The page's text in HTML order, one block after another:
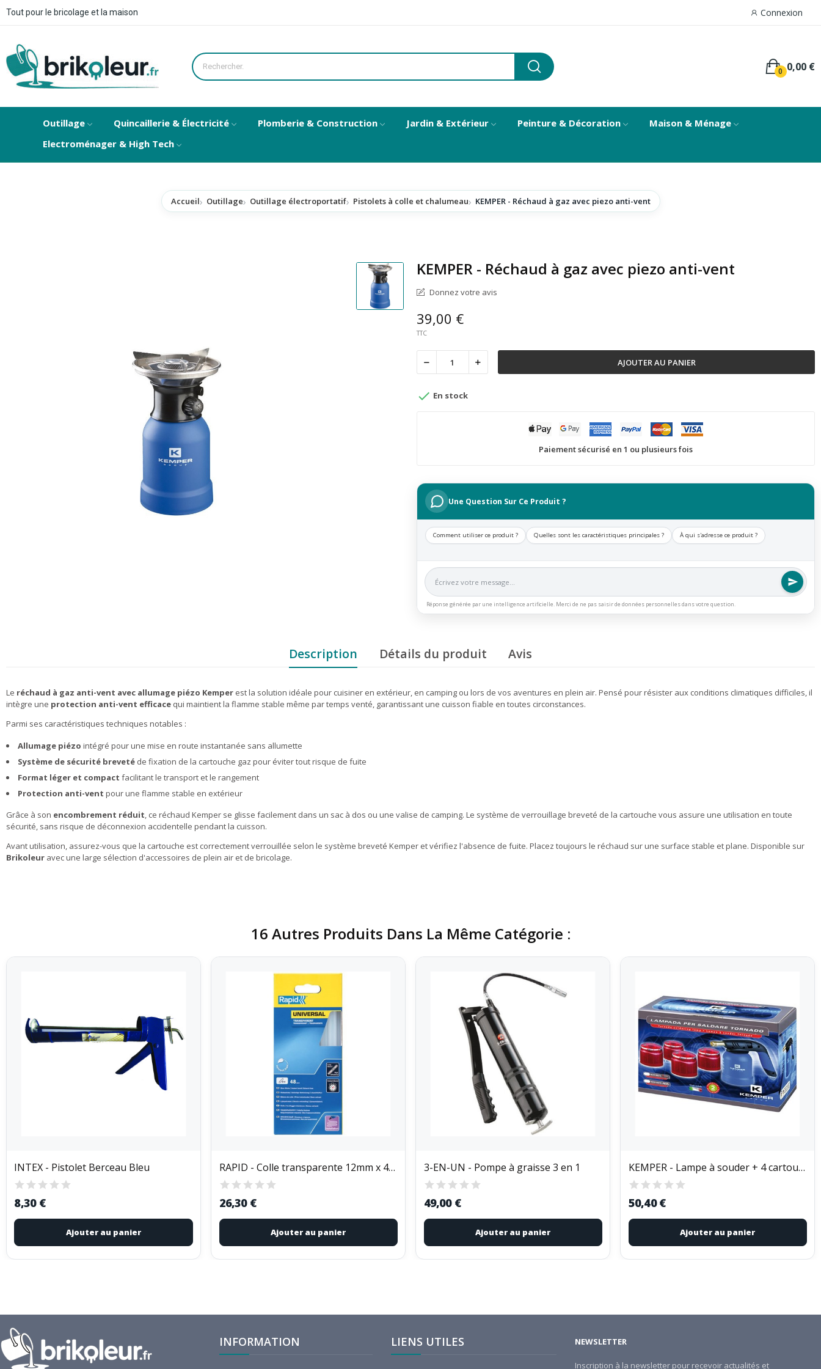
Tout pour le bricolage et la maison Connexion
0,00 €
0
Outillage Quincaillerie & Électricité Plomberie & Construction Jardin & Extérieur Peinture & Décoration
Maison & Ménage
Electroménager & High Tech
Accueil Outillage Outillage électroportatif Pistolets à colle et chalumeau KEMPER - Réchaud à gaz avec piezo anti-vent
KEMPER - Réchaud à gaz avec piezo anti-vent
Donnez votre avis
39,00 €
TTC
AJOUTER AU PANIER
 En stock
Paiement sécurisé en 1 ou plusieurs fois
Une Question Sur Ce Produit ?
Comment utiliser ce produit ? Quelles sont les caractéristiques principales ? À qui s'adresse ce produit ?
Réponse générée par une intelligence artificielle. Merci de ne pas saisir de données personnelles dans votre question.
Description Détails du produit Avis
Le réchaud à gaz anti-vent avec allumage piézo Kemper est la solution idéale pour cuisiner en extérieur, en camping ou lors de vos aventures en plein air. Pensé pour résister aux conditions climatiques difficiles, il
intègre une protection anti-vent efficace qui maintient la flamme stable même par temps venté, garantissant une cuisson fiable en toutes circonstances.
Parmi ses caractéristiques techniques notables :
Allumage piézo intégré pour une mise en route instantanée sans allumette
Système de sécurité breveté de fixation de la cartouche gaz pour éviter tout risque de fuite
Format léger et compact facilitant le transport et le rangement
Protection anti-vent pour une flamme stable en extérieur
Grâce à son encombrement réduit, ce réchaud Kemper se glisse facilement dans un sac à dos ou une valise de camping. Le système de verrouillage breveté de la cartouche vous assure une utilisation en toute
sécurité, sans risque de déconnexion accidentelle pendant la cuisson.
Avant utilisation, assurez-vous que la cartouche est correctement verrouillée selon le système breveté Kemper et vérifiez l'absence de fuite. Placez toujours le réchaud sur une surface stable et plane. Disponible sur
Brikoleur avec une large sélection d'accessoires de plein air et de bricolage.
16 Autres Produits Dans La Même Catégorie :
INTEX - Pistolet Berceau Bleu
8,30 €
Ajouter au panier
RAPID - Colle transparente 12mm x 48 sticks...
26,30 €
Ajouter au panier
3-EN-UN - Pompe à graisse 3 en 1
49,00 €
Ajouter au panier
KEMPER - Lampe à souder + 4 cartouches
50,40 €
Ajouter au panier
INFORMATION LIENS UTILES NEWSLETTER
Inscription à la newsletter pour recevoir actualités et